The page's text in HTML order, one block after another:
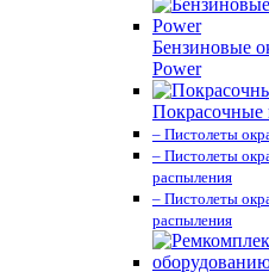
Бензиновые
Power
Покрасочные
– Пистолеты
– Пистолеты
распыления
– Пистолеты
распыления